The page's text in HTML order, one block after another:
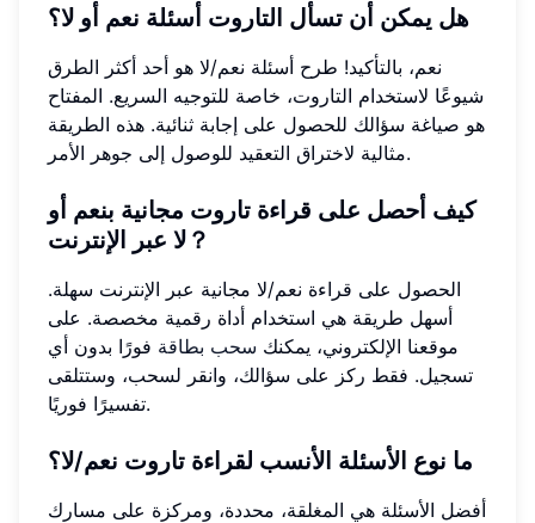
هل يمكن أن تسأل التاروت أسئلة نعم أو لا؟
نعم، بالتأكيد! طرح أسئلة نعم/لا هو أحد أكثر الطرق
شيوعًا لاستخدام التاروت، خاصة للتوجيه السريع. المفتاح
هو صياغة سؤالك للحصول على إجابة ثنائية. هذه الطريقة
مثالية لاختراق التعقيد للوصول إلى جوهر الأمر.
كيف أحصل على قراءة تاروت مجانية بنعم أو
لا عبر الإنترنت？
الحصول على قراءة نعم/لا مجانية عبر الإنترنت سهلة.
أسهل طريقة هي استخدام أداة رقمية مخصصة. على
موقعنا الإلكتروني، يمكنك سحب بطاقة فورًا بدون أي
تسجيل. فقط ركز على سؤالك، وانقر لسحب، وستتلقى
تفسيرًا فوريًا.
ما نوع الأسئلة الأنسب لقراءة تاروت نعم/لا؟
أفضل الأسئلة هي المغلقة، محددة، ومركزة على مسارك